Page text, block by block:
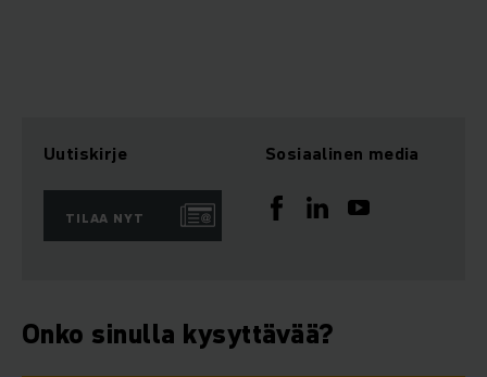
Uutiskirje
TILAA NYT
Sosiaalinen media
Onko sinulla kysyttävää?